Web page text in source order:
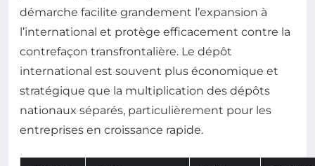
démarche facilite grandement l’expansion à
l’international et protège efficacement contre la
contrefaçon transfrontalière. Le dépôt
international est souvent plus économique et
stratégique que la multiplication des dépôts
nationaux séparés, particulièrement pour les
entreprises en croissance rapide.